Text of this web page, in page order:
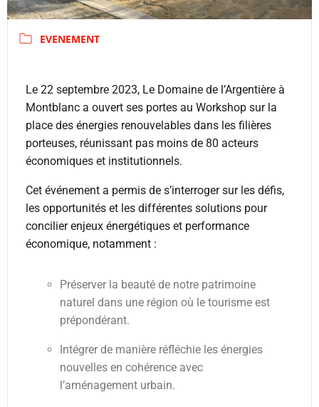
EVENEMENT
Le 22 septembre 2023, Le Domaine de l’Argentière à
Montblanc a ouvert ses portes au Workshop sur la
place des énergies renouvelables dans les filières
porteuses, réunissant pas moins de 80 acteurs
économiques et institutionnels.
Cet événement a permis de s’interroger sur les défis,
les opportunités et les différentes solutions pour
concilier enjeux énergétiques et performance
économique, notamment :
Préserver la beauté de notre patrimoine
naturel dans une région où le tourisme est
prépondérant.
Intégrer de manière réfléchie les énergies
nouvelles en cohérence avec
l’aménagement urbain.